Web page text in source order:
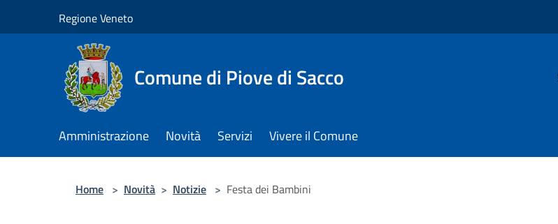
Regione Veneto
Comune di Piove di Sacco
Amministrazione Novità Servizi Vivere il Comune
Home > Novità > Notizie > Festa dei Bambini